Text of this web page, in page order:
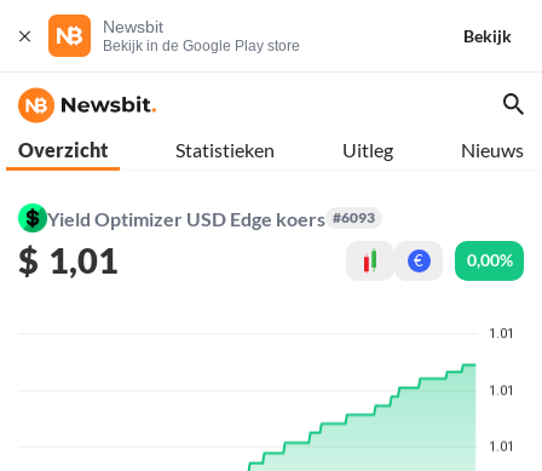
Newsbit
Bekijk in de Google Play store
Bekijk
Overzicht Statistieken Uitleg Nieuws
Yield Optimizer USD Edge koers #6093
$ 1,01 € 0,00%